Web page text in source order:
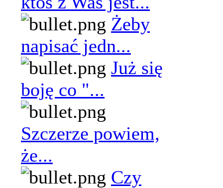
Żeby
napisać jedn...
Już się
boję co "...
Szczerze powiem,
że...
Czy